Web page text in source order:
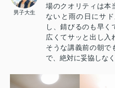
男子大生
場のクオリティは本
ないと雨の日にサ
し、錆びるのも早く
広くてサッと出し入
そうな講義前の朝で
で、絶対に妥協しな